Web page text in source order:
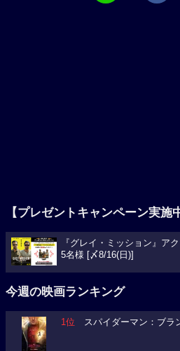
【プレゼントキャンペーン実施
『グレイ・ミッション』ア
5名様 [〆8/16(日)]
今週の映画ランキング
1位 スパイダーマン：ブラ